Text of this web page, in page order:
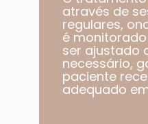
através de
regulares,
é
ser ajustado
necessário,
paciente
adequado